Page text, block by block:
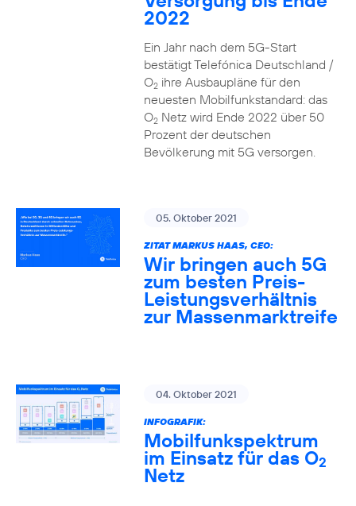
2022
Ein Jahr nach dem 5G-Start
bestätigt Telefónica Deutschland /
O2ihre Ausbaupläne für den
neuesten Mobilfunkstandard: das
O2Netz wird Ende 2022 über 50
Prozent der deutschen
Bevölkerung mit 5G versorgen.
05. Oktober 2021
ZITAT MARKUS HAAS, CEO:
Wir bringen auch 5G
zum besten Preis-
Leistungsverhältnis
zur Massenmarktreife
04. Oktober 2021
INFOGRAFIK:
Mobilfunkspektrum
im Einsatz für das O2
Netz